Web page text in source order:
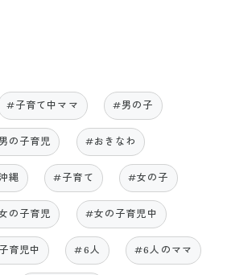
#子育て中ママ #男の子
の子育児 #おきなわ
縄 #子育て #女の子
の子育児 #女の子育児中
育児中 #6人 #6人のママ